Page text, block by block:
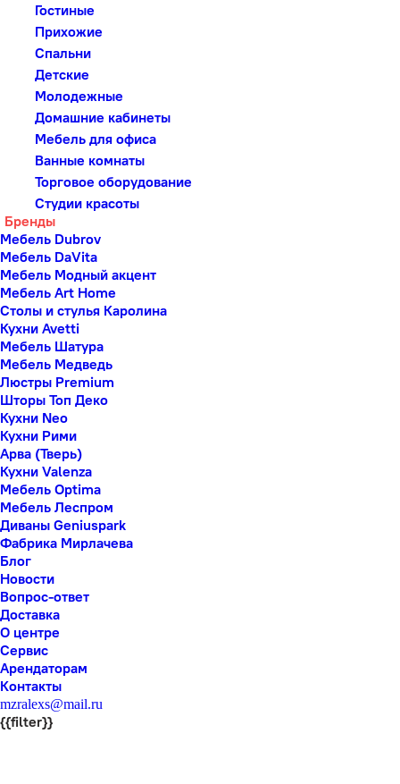
Гостиные
Прихожие
Спальни
Детские
Молодежные
Домашние кабинеты
Мебель для офиса
Ванные комнаты
Торговое оборудование
Студии красоты
Бренды
Мебель Dubrov
Мебель DaVita
Мебель Модный акцент
Мебель Art Home
Столы и стулья Каролина
Кухни Avetti
Мебель Шатура
Мебель Медведь
Люстры Premium
Шторы Топ Деко
Кухни Neo
Кухни Рими
Арва (Тверь)
Кухни Valenza
Мебель Optima
Мебель Леспром
Диваны Geniuspark
Фабрика Мирлачева
Блог
Новости
Вопрос-ответ
Доставка
О центре
Сервис
Арендаторам
Контакты
mzralexs@mail.ru
{{filter}}